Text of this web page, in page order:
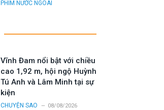
PHIM NƯỚC NGOÀI
Vĩnh Đam nổi bật với chiều
cao 1,92 m, hội ngộ Huỳnh
Tú Anh và Lâm Minh tại sự
kiện
CHUYỆN SAO 08/08/2026